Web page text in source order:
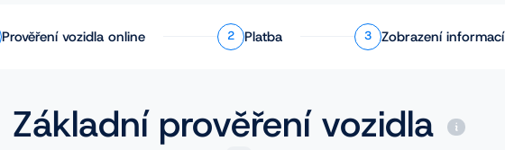
Prověření vozidla online 2 Platba 3 Zobrazení informací
Základní prověření vozidla